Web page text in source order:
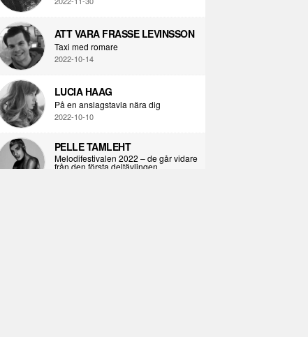
ATT VARA FRASSE LEVINSSON
Taxi med romare
2022-10-14
LUCIA HAAG
På en anslagstavla nära dig
2022-10-10
PELLE TAMLEHT
Melodifestivalen 2022 – de går vidare
från den första deltävlingen